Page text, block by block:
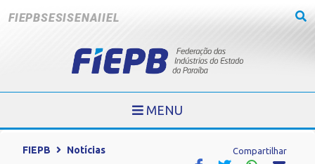
FIEPBSESISENAIIEL
MENU
FIEPB Notícias Compartilhar